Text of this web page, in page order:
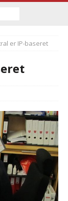
er IP-baseret